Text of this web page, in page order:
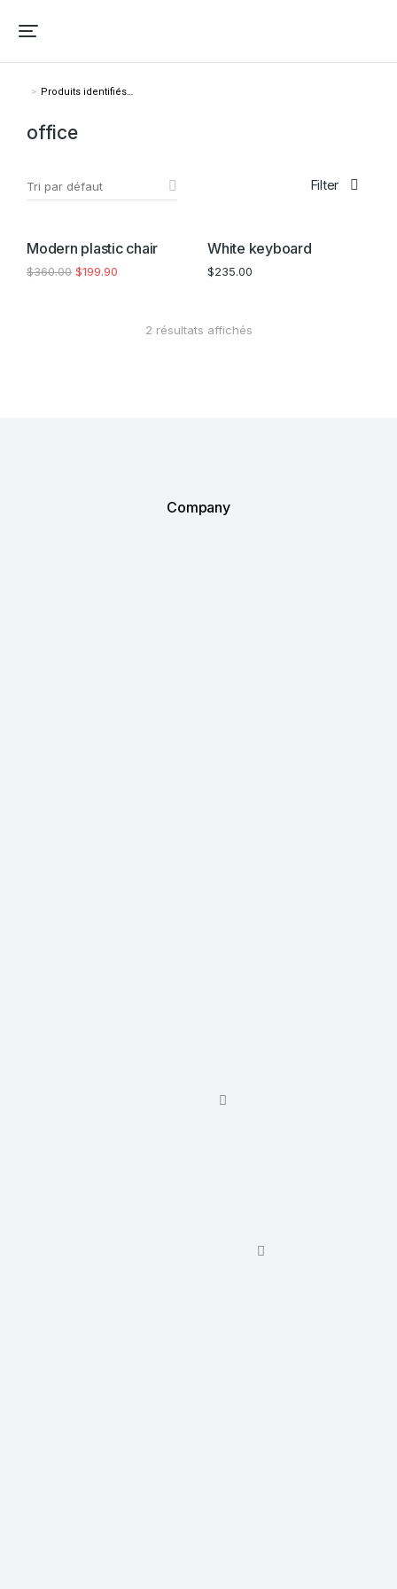
Vous êtes ici :
Produits identifiés…
office
Filter
PROMO !
Modern plastic chair
$360.00 $199.90
White keyboard
$235.00
2 résultats affichés
Company